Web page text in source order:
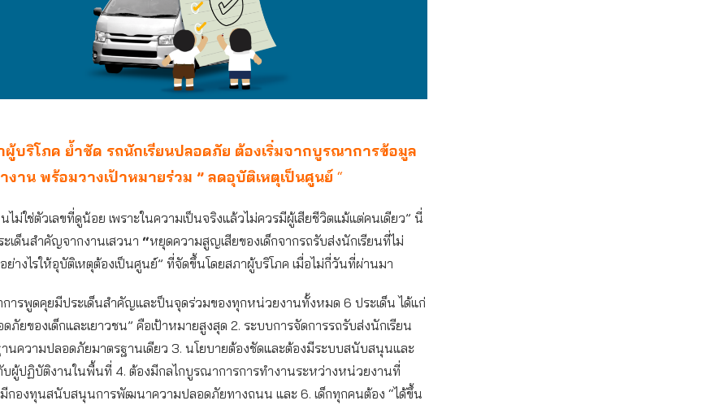
ผู้บริโภค ย้ำชัด รถนักเรียนปลอดภัย ต้องเริ่มจากบูรณาการข้อมูล
งาน พร้อมวางเป้าหมายร่วม ” ลดอุบัติเหตุเป็นศูนย์ “
นไม่ใช่ตัวเลขที่ดูน้อย เพราะในความเป็นจริงแล้วไม่ควรมีผู้เสียชีวิตแม้แต่คนเดียว” นี่
เด็นสำคัญจากงานเสวนา “หยุดความสูญเสียของเด็กจากรถรับส่งนักเรียนที่ไม่
างไรให้อุบัติเหตุต้องเป็นศูนย์” ที่จัดขึ้นโดยสภาผู้บริโภค เมื่อไม่กี่วันที่ผ่านมา
ารพูดคุยมีประเด็นสำคัญและป็นจุดร่วมของทุกหน่วยงานทั้งหมด 6 ประเด็น ได้แก่
ดภัยของเด็กและเยาวชน” คือเป้าหมายสูงสุด 2. ระบบการจัดการรถรับส่งนักเรียน
นความปลอดภัยมาตรฐานเดียว 3. นโยบายต้องชัดและต้องมีระบบสนับสนุนและ
บผู้ปฏิบัติงานในพื้นที่ 4. ต้องมีกลไกบูรณาการการทำงานระหว่างหน่วยงานที่
มีกองทุนสนับสนุนการพัฒนาความปลอดภัยทางถนน และ 6. เด็กทุกคนต้อง “ได้ขึ้น